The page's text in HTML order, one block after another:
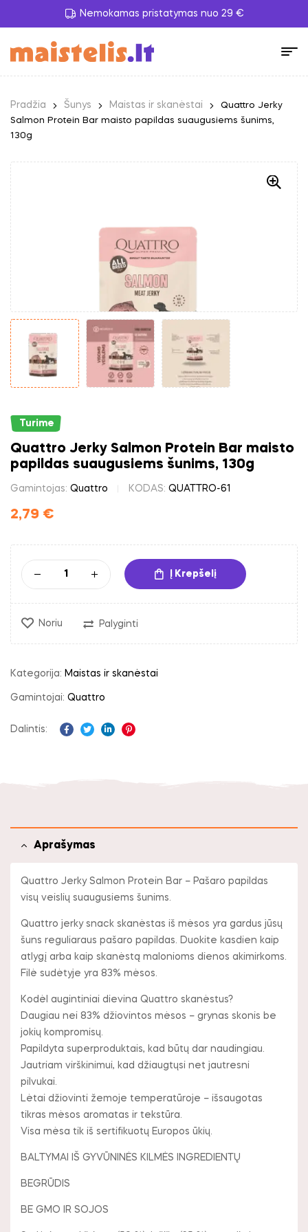
Nemokamas pristatymas nuo 29 €
Pradžia Šunys Maistas ir skanėstai
Quattro Jerky
Salmon Protein Bar maisto papildas suaugusiems šunims,
130g
Turime
Quattro Jerky Salmon Protein Bar maisto
papildas suaugusiems šunims, 130g
Gamintojas: Quattro KODAS: QUATTRO-61
2,79 €
Į Krepšelį
Noriu Palyginti
Kategorija: Maistas ir skanėstai
Gamintojai: Quattro
Dalintis:
Aprašymas
Quattro Jerky Salmon Protein Bar – Pašaro papildas
visų veislių suaugusiems šunims.
Quattro jerky snack skanėstas iš mėsos yra gardus jūsų
šuns reguliaraus pašaro papildas. Duokite kasdien kaip
atlygį arba kaip skanėstą malonioms dienos akimirkoms.
Filė sudėtyje yra 83% mėsos.
Kodėl augintiniai dievina Quattro skanėstus?
Daugiau nei 83% džiovintos mėsos – grynas skonis be
jokių kompromisų.
Papildyta superproduktais, kad būtų dar naudingiau.
Jautriam virškinimui, kad džiaugtųsi net jautresni
pilvukai.
Lėtai džiovinti žemoje temperatūroje – išsaugotas
tikras mėsos aromatas ir tekstūra.
Visa mėsa tik iš sertifikuotų Europos ūkių.
BALTYMAI IŠ GYVŪNINĖS KILMĖS INGREDIENTŲ
BEGRŪDIS
BE GMO IR SOJOS